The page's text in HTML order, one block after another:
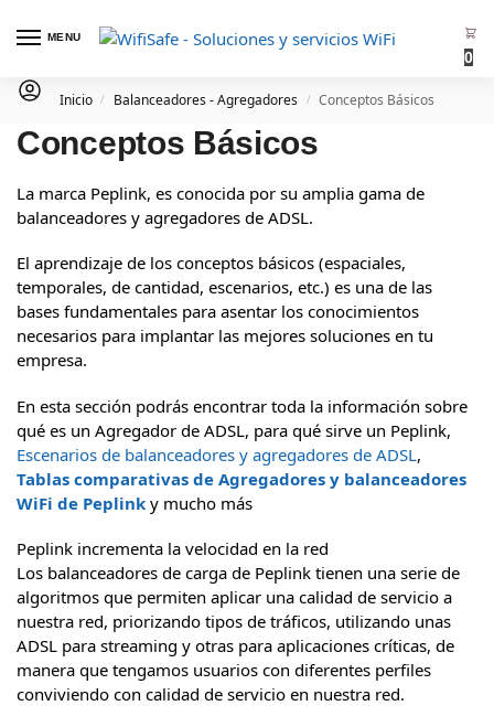
MENU
0
Inicio / Balanceadores - Agregadores / Conceptos Básicos
Conceptos Básicos
La marca Peplink, es conocida por su amplia gama de
balanceadores y agregadores de ADSL.
El aprendizaje de los conceptos básicos (espaciales,
temporales, de cantidad, escenarios, etc.) es una de las
bases fundamentales para asentar los conocimientos
necesarios para implantar las mejores soluciones en tu
empresa.
En esta sección podrás encontrar toda la información sobre
qué es un Agregador de ADSL, para qué sirve un Peplink,
Escenarios de balanceadores y agregadores de ADSL,
Tablas comparativas de Agregadores y balanceadores
WiFi de Peplink y mucho más
Peplink incrementa la velocidad en la red
Los balanceadores de carga de Peplink tienen una serie de
algoritmos que permiten aplicar una calidad de servicio a
nuestra red, priorizando tipos de tráficos, utilizando unas
ADSL para streaming y otras para aplicaciones críticas, de
manera que tengamos usuarios con diferentes perfiles
conviviendo con calidad de servicio en nuestra red.